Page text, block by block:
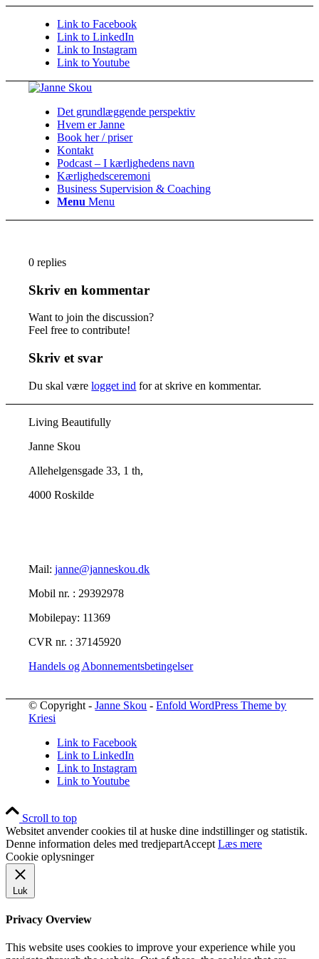
Link to Facebook
Link to LinkedIn
Link to Instagram
Link to Youtube
Det grundlæggende perspektiv
Hvem er Janne
Book her / priser
Kontakt
Podcast – I kærlighedens navn
Kærlighedsceremoni
Business Supervision & Coaching
Menu Menu
0 replies
Skriv en kommentar
Want to join the discussion?
Feel free to contribute!
Skriv et svar
Du skal værelogget ind for at skrive en kommentar.
Living Beautifully
Janne Skou
Allehelgensgade 33, 1 th,
4000 Roskilde
Mail:janne@janneskou.dk
Mobil nr. : 29392978
Mobilepay: 11369
CVR nr. : 37145920
Handels og Abonnementsbetingelser
© Copyright -Janne Skou -Enfold WordPress Theme by
Kriesi
Link to Facebook
Link to LinkedIn
Link to Instagram
Link to Youtube
Scroll to top
Websitet anvender cookies til at huske dine indstillinger og statistik.
Denne information deles med tredjepartAccept Læs mere
Cookie oplysninger
Luk
Privacy Overview
This website uses cookies to improve your experience while you